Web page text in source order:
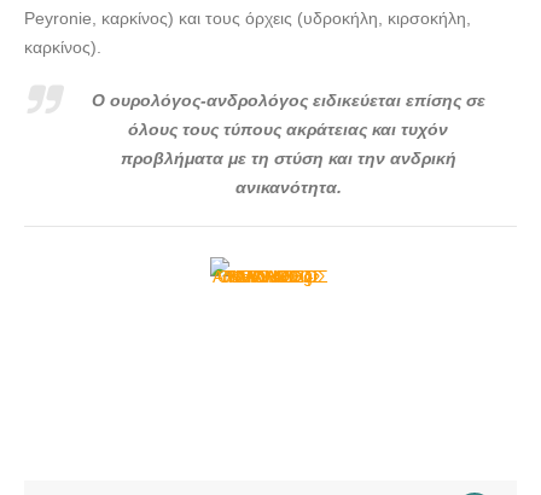
Peyronie, καρκίνος) και τους όρχεις (υδροκήλη, κιρσοκήλη,
καρκίνος).
Ο ουρολόγος-ανδρολόγος ειδικεύεται επίσης σε
όλους τους τύπους ακράτειας και τυχόν
προβλήματα με τη στύση και την ανδρική
ανικανότητα.